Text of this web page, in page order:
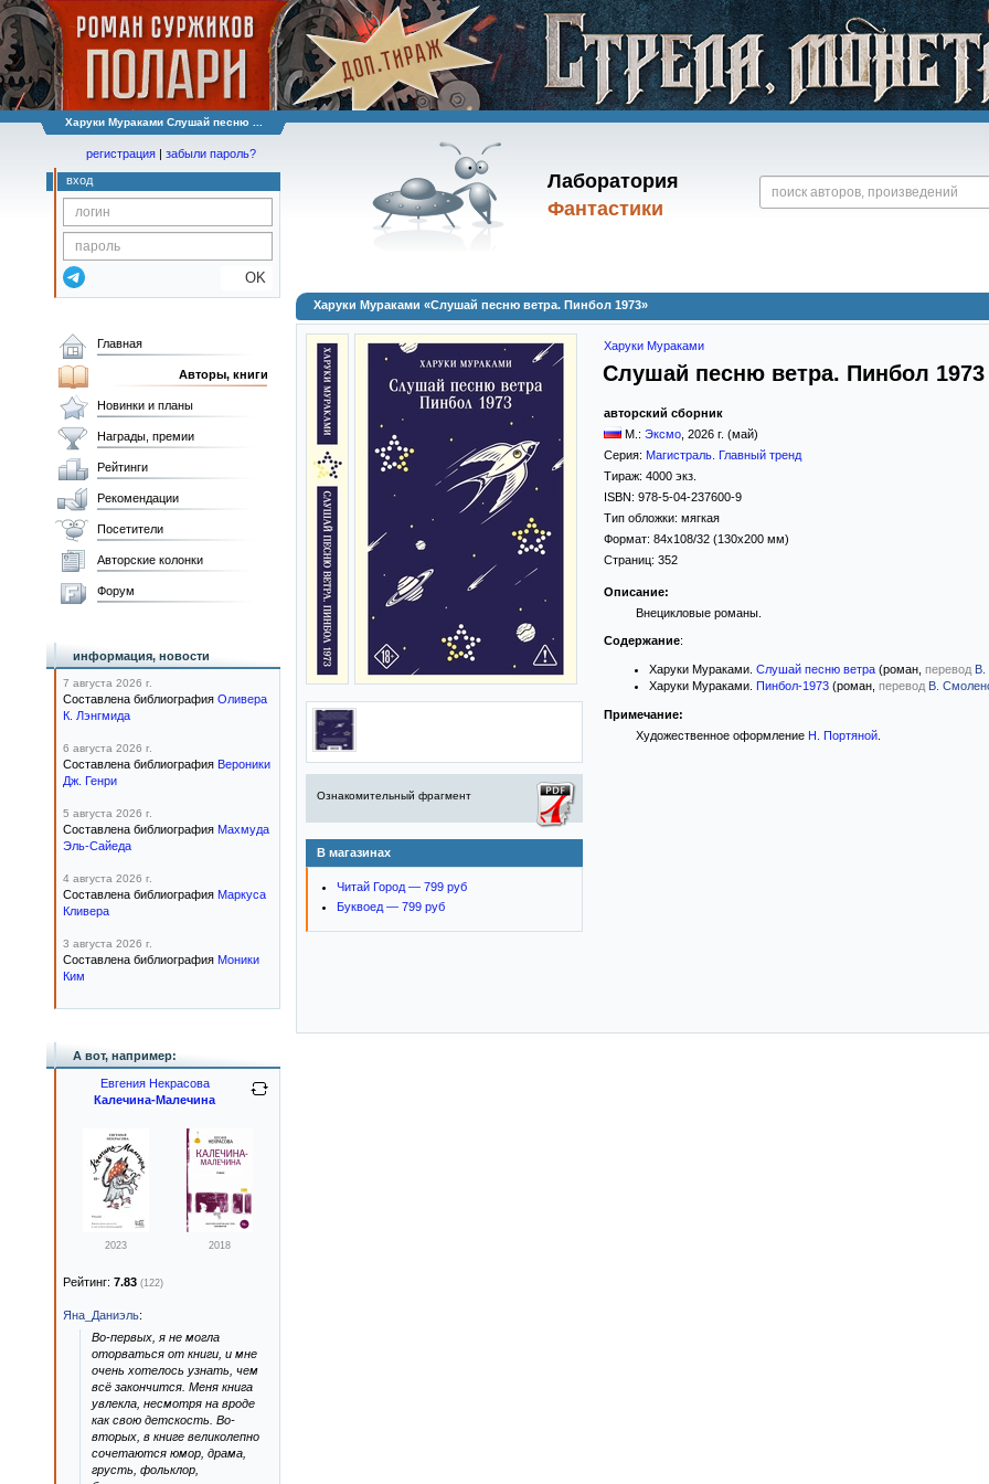
Харуки Мураками Слушай песню ...
Лаборатория
Фантастики
регистрация | забыли пароль?
вход
OK
Харуки Мураками «Слушай песню ветра. Пинбол 1973»
Ознакомительный фрагмент
В магазинах
Читай Город — 799 руб
Буквоед — 799 руб
Харуки Мураками
Слушай песню ветра. Пинбол 1973
авторский сборник
М.: Эксмо 2026 г. (май)
Серия: Магистраль. Главный тренд
Тираж: 4000 экз.
ISBN: 978-5-04-237600-9
Тип обложки: мягкая
Формат: 84x108/32 (130x200 мм)
Страниц: 352
Описание:
Внецикловые романы.
Содержание:
Харуки Мураками. Слушай песню ветра (роман, перевод В.
Харуки Мураками. Пинбол-1973 (роман, перевод В.
Примечание:
Художественное оформление Н. Портяной.
Главная
Авторы, книги
Новинки и планы
Награды, премии
Рейтинги
Рекомендации
Посетители
Авторские колонки
Форум
информация, новости
7 августа 2026 г.
Составлена библиография Оливера
К. Лэнгмида
6 августа 2026 г.
Составлена библиография Вероники
Дж. Генри
5 августа 2026 г.
Составлена библиография Махмуда
Эль-Сайеда
4 августа 2026 г.
Составлена библиография Маркуса
Кливера
3 августа 2026 г.
Составлена библиография Моники
Ким
А вот, например:
Евгения Некрасова
Калечина-Малечина
2023 2018
Рейтинг: 7.83 (122)
Яна_Даниэль:
Во-первых, я не могла
оторваться от книги, и мне
очень хотелось узнать, чем
всё закончится. Меня книга
увлекла, несмотря на вроде
как свою детскость. Во-
вторых, в книге великолепно
сочетаются юмор, драма,
грусть, фольклор,